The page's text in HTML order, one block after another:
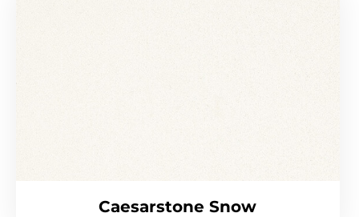
Caesarstone Snow